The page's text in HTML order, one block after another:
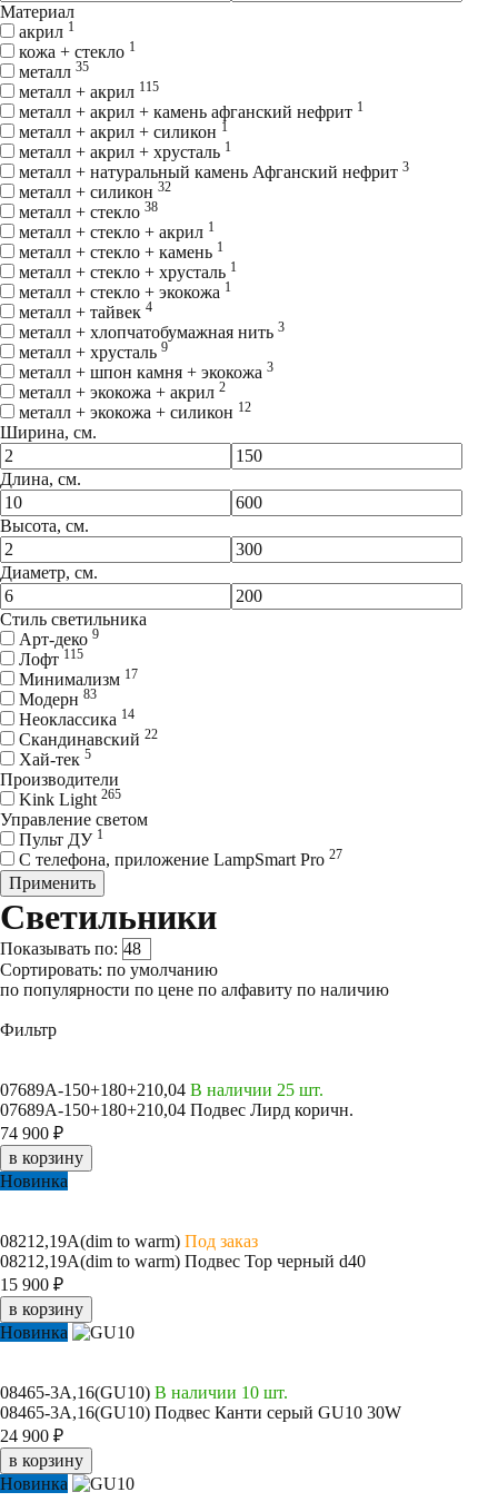
Материал
акрил 1
кожа + стекло 1
металл 35
металл + акрил 115
металл + акрил + камень афганский нефрит 1
металл + акрил + силикон 1
металл + акрил + хрусталь 1
металл + натуральный камень Афганский нефрит 3
металл + силикон 32
металл + стекло 38
металл + стекло + акрил 1
металл + стекло + камень 1
металл + стекло + хрусталь 1
металл + стекло + экокожа 1
металл + тайвек 4
металл + хлопчатобумажная нить 3
металл + хрусталь 9
металл + шпон камня + экокожа 3
металл + экокожа + акрил 2
металл + экокожа + силикон 12
Ширина, см.
Длина, см.
Высота, см.
Диаметр, см.
Стиль светильника
Арт-деко 9
Лофт 115
Минимализм 17
Модерн 83
Неоклассика 14
Скандинавский 22
Хай-тек 5
Производители
Kink Light 265
Управление светом
Пульт ДУ 1
С телефона, приложение LampSmart Pro 27
Применить
Светильники
Показывать по:
Сортировать: по умолчанию
по популярности по цене по алфавиту по наличию
Фильтр
07689A-150+180+210,04 В наличии 25 шт.
07689A-150+180+210,04 Подвес Лирд коричн.
74 900 ₽
в корзину
Новинка
08212,19A(dim to warm) Под заказ
08212,19A(dim to warm) Подвес Тор черный d40
15 900 ₽
в корзину
Новинка
08465-3A,16(GU10) В наличии 10 шт.
08465-3A,16(GU10) Подвес Канти серый GU10 30W
24 900 ₽
в корзину
Новинка